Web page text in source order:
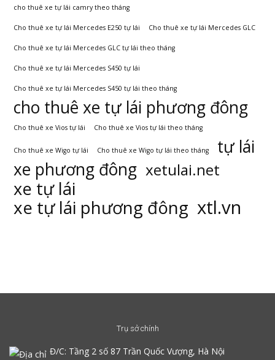
cho thuê xe tự lái camry theo tháng
Cho thuê xe tự lái Mercedes E250 tự lái Cho thuê xe tự lái Mercedes GLC
Cho thuê xe tự lái Mercedes GLC tự lái theo tháng
Cho thuê xe tự lái Mercedes S450 tự lái
Cho thuê xe tự lái Mercedes S450 tự lái theo tháng
cho thuê xe tự lái phương đông
Cho thuê xe Vios tự lái Cho thuê xe Vios tự lái theo tháng
Cho thuê xe Wigo tự lái Cho thuê xe Wigo tự lái theo tháng
tự lái
xe phương đông xetulai.net
xe tự lái
xe tự lái phương đông xtl.vn
Trụ sở chính
Đ/C: Tầng 2 số 87 Trần Quốc Vượng, Hà Nội